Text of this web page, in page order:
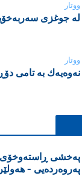
ووتار
لە جوغزی
ووتار
نه‌وه‌یه‌ك به‌ تامی
پەخشی ڕاستەوخۆی
پەروەردەیی - هەولێر